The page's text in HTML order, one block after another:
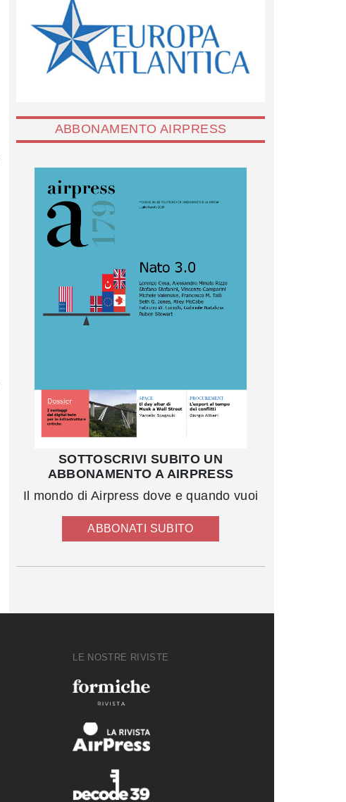
ABBONAMENTO AIRPRESS
SOTTOSCRIVI SUBITO UN
ABBONAMENTO A AIRPRESS
Il mondo di Airpress dove e quando vuoi
ABBONATI SUBITO
LE NOSTRE RIVISTE